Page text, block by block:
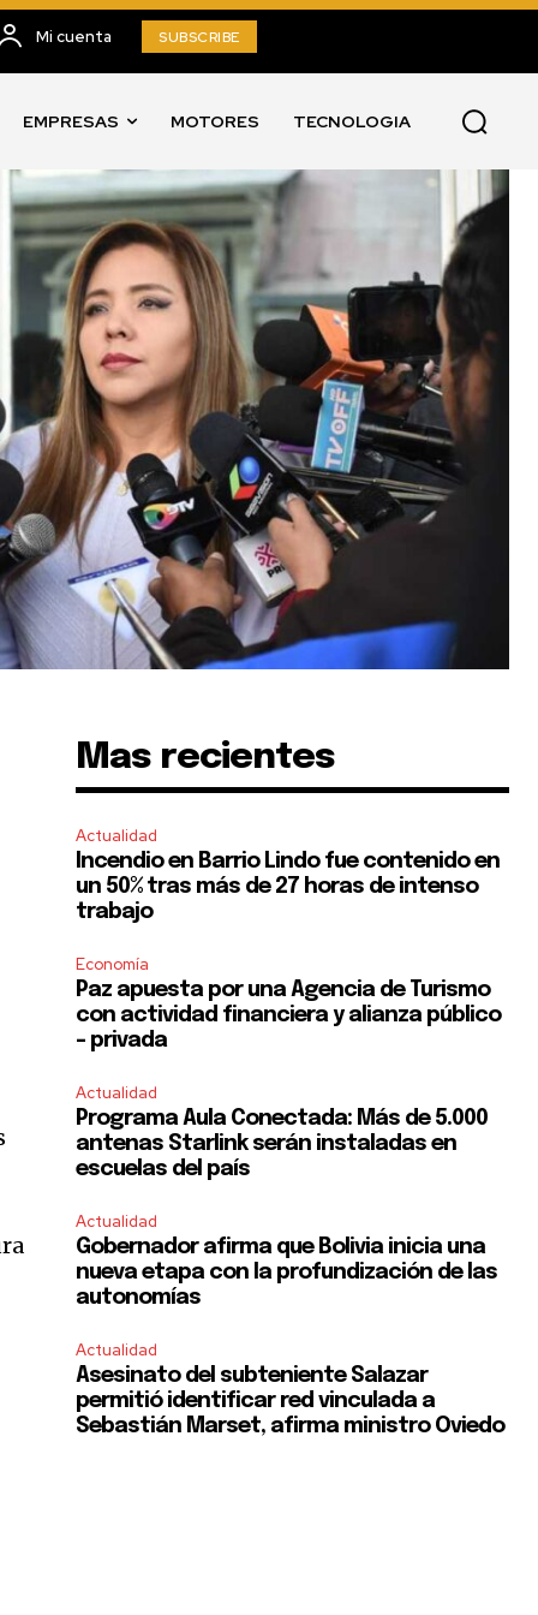
Mi cuenta SUBSCRIBE
EMPRESAS MOTORES TECNOLOGIA
Mas recientes
Actualidad
Incendio en Barrio Lindo fue contenido en
un 50% tras más de 27 horas de intenso
trabajo
Economía
Paz apuesta por una Agencia de Turismo
con actividad financiera y alianza público
– privada
Actualidad
Programa Aula Conectada: Más de 5.000
antenas Starlink serán instaladas en
escuelas del país
Actualidad
Gobernador afirma que Bolivia inicia una
nueva etapa con la profundización de las
autonomías
Actualidad
Asesinato del subteniente Salazar
permitió identificar red vinculada a
Sebastián Marset, afirma ministro Oviedo